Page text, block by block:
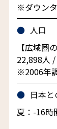
※ダウン
人口
【広域圏
22,898人
※2006年
日本
夏：-16時